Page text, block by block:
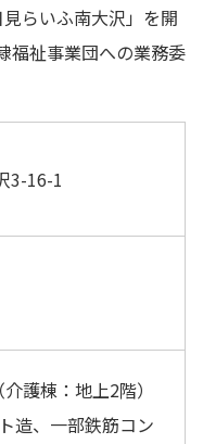
らいふ南大沢」を開
福祉事業団への業務委
3-16-1
護棟：地上2階）
造、一部鉄筋コン